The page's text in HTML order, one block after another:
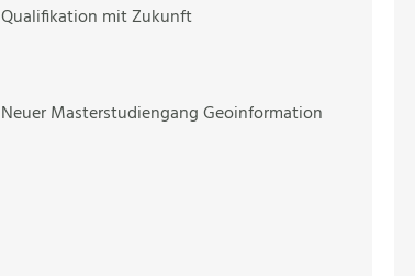
Qualifikation mit Zukunft
Neuer Masterstudiengang Geoinformation